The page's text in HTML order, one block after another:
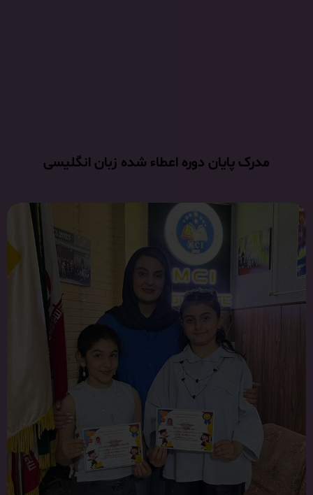
مدرک پایان دوره اعطاء شده زبان انگلیسی